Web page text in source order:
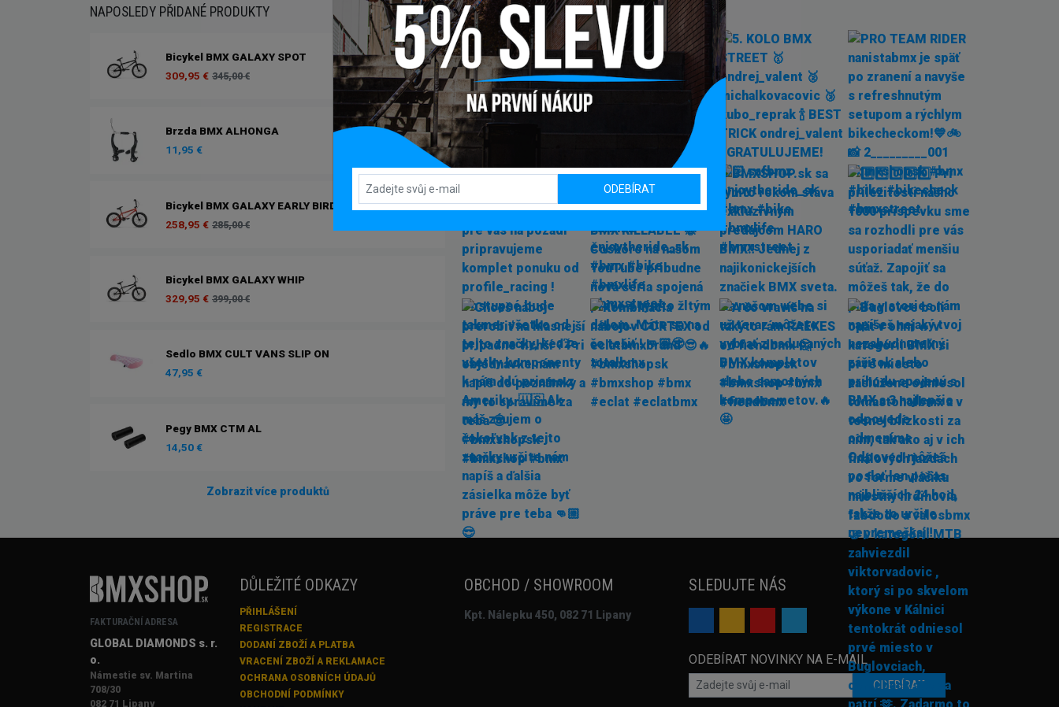
NAPOSLEDY PŘIDANÉ PRODUKTY
Bicykel BMX GALAXY SPOT
309,95 € 345,00 €
Brzda BMX ALHONGA
11,95 €
Bicykel BMX GALAXY EARLY BIRD
258,95 € 285,00 €
Bicykel BMX GALAXY WHIP
329,95 € 399,00 €
Sedlo BMX CULT VANS SLIP ON
47,95 €
Pegy BMX CTM AL
14,50 €
Zobrazit více produktů
INSTAGRAM #BMXSHOPSK
FAKTURAČNÍ ADRESA
GLOBAL DIAMONDS s. r.
o.
Námestie sv. Martina
708/30
082 71 Lipany
DŮLEŽITÉ ODKAZY
PŘIHLÁŠENÍ
REGISTRACE
DODANÍ ZBOŽÍ A PLATBA
VRACENÍ ZBOŽÍ A REKLAMACE
OCHRANA OSOBNÍCH ÚDAJŮ
OBCHODNÍ PODMÍNKY
OBCHOD / SHOWROOM
Kpt. Nálepku 450, 082 71 Lipany
SLEDUJTE NÁS
ODEBÍRAT NOVINKY NA E-MAIL
ODEBÍRAT
ODEBÍRAT